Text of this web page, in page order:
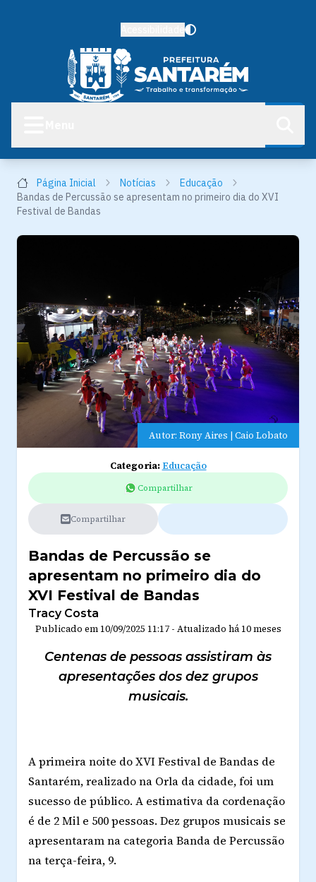
Página Inicial Notícias
Educação
Bandas de Percussão se apresentam no primeiro dia do XVI
Festival de Bandas
Autor: Rony Aires | Caio Lobato
Categoria:Educação
Compartilhar
Compartilhar
Bandas de Percussão se
apresentam no primeiro dia do
XVI Festival de Bandas
Tracy Costa
Publicado em 10/09/2025 11:17- Atualizado há 10 meses
Centenas de pessoas assistiram às
apresentações dos dez grupos
musicais.
A primeira noite do XVI Festival de Bandas de
Santarém, realizado na Orla da cidade, foi um
sucesso de público. A estimativa da cordenação
é de 2 Mil e 500 pessoas. Dez grupos musicais se
apresentaram na categoria Banda de Percussão
na terça-feira, 9.